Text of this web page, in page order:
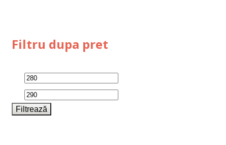
Filtru dupa pret
Preț
minim
Filtrează